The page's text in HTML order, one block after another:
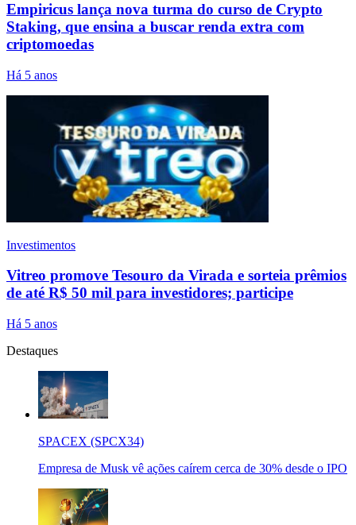
Empiricus lança nova turma do curso de Crypto
Staking, que ensina a buscar renda extra com
criptomoedas
Há 5 anos
Investimentos
Vitreo promove Tesouro da Virada e sorteia prêmios
de até R$ 50 mil para investidores; participe
Há 5 anos
Destaques
SPACEX (SPCX34)
Empresa de Musk vê ações caírem cerca de 30% desde o IPO